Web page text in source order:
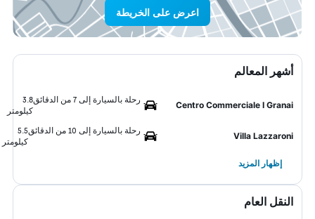
اعرض على الخريطة
أشهر المعالم
Centro Commerciale I Granai
رحلة بالسيارة إلى 7 من الدقائق
3.8
كيلومتر
Villa Lazzaroni
رحلة بالسيارة إلى 10 من الدقائق
5.5
كيلومتر
إظهار المزيد
النقل العام